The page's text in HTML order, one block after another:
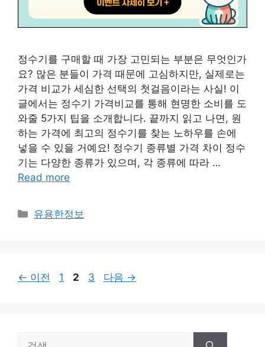
정수기를 구매할 때 가장 고민되는 부분은 무엇인가
요? 많은 분들이 가격 때문에 고심하지만, 실제로는
가격 비교가 세심한 선택의 첫걸음이라는 사실! 이
글에서는 정수기 가격비교를 통해 현명한 소비를 도
와줄 5가지 팁을 소개합니다. 끝까지 읽고 나면, 원
하는 가격에 최고의 정수기를 찾는 노하우를 손에
넣을 수 있을 거예요! 정수기 종류별 가격 차이 정수
기는 다양한 종류가 있으며, 각 종류에 따라 …
Read more
카
유용한정보
← 이전
페
1
페
2
페
3 다음 →